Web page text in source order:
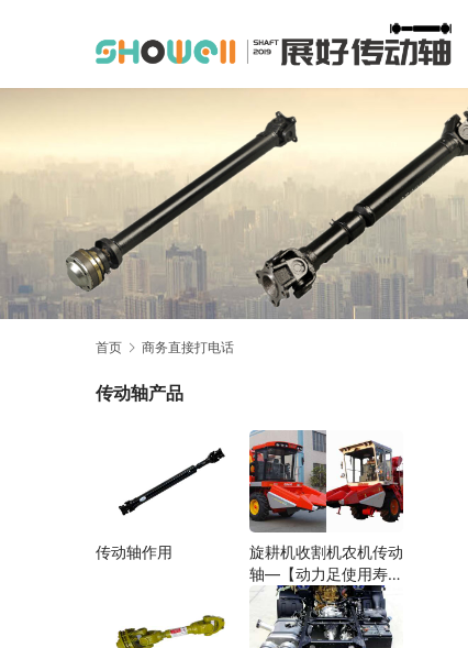
首页 商务直接打电话
传动轴产品
传动轴作用
旋耕机收割机农机传动
轴—【动力足使用寿命
久】